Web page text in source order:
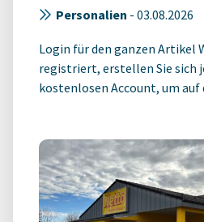
Personalien - 03.08.2026
Login für den ganzen Artikel
registriert, erstellen Sie sich
kostenlosen Account, um auf